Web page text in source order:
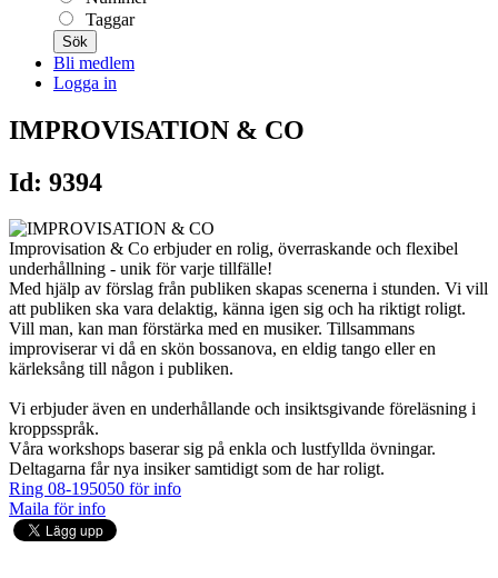
Taggar
Sök
Bli medlem
Logga in
IMPROVISATION & CO
Id: 9394
Improvisation & Co erbjuder en rolig, överraskande och flexibel
underhållning - unik för varje tillfälle!
Med hjälp av förslag från publiken skapas scenerna i stunden. Vi vill
att publiken ska vara delaktig, känna igen sig och ha riktigt roligt.
Vill man, kan man förstärka med en musiker. Tillsammans
improviserar vi då en skön bossanova, en eldig tango eller en
kärleksång till någon i publiken.
Vi erbjuder även en underhållande och insiktsgivande föreläsning i
kroppsspråk.
Våra workshops baserar sig på enkla och lustfyllda övningar.
Deltagarna får nya insiker samtidigt som de har roligt.
Ring 08-195050 för info
Maila för info